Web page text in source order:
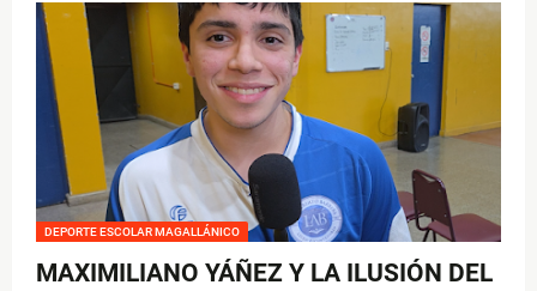
DEPORTE ESCOLAR MAGALLÁNICO
MAXIMILIANO YÁÑEZ Y LA ILUSIÓN DEL